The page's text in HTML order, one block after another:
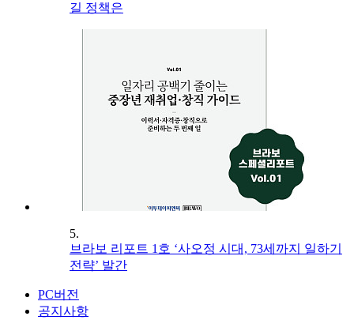
길 정책은
5.
브라보 리포트 1호 ‘사오정 시대, 73세까지 일하기
전략’ 발간
PC버전
공지사항